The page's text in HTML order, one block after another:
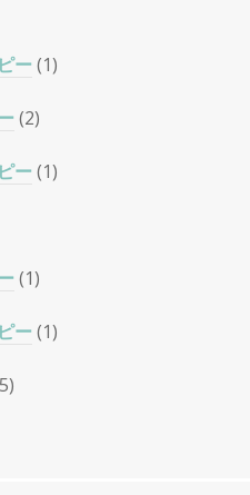
ー(1)
(2)
ー(1)
(1)
ー(1)